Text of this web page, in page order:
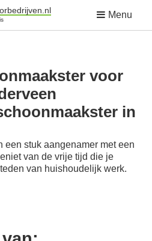
Menu
voor
in
een stuk aangenamer met een
van de vrije tijd die je
van huishoudelijk werk.